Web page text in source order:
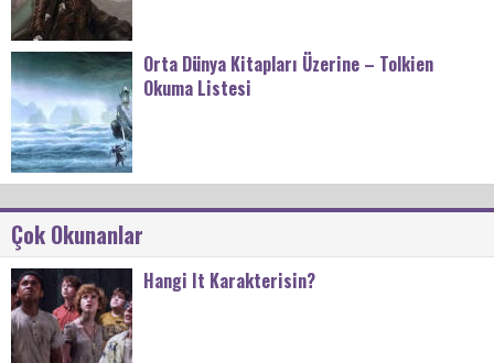
Orta Dünya Kitapları Üzerine – Tolkien
Okuma Listesi
Çok Okunanlar
Hangi It Karakterisin?